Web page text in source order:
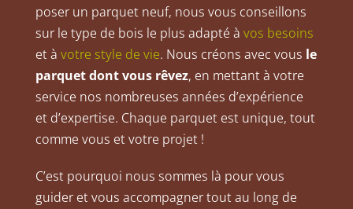
poser un parquet neuf, nous vous conseillons
sur le type de bois le plus adapté à vos besoins
et à votre style de vie. Nous créons avec vous le
parquet dont vous rêvez, en mettant à votre
service nos nombreuses années d’expérience
et d’expertise. Chaque parquet est unique, tout
comme vous et votre projet !
C’est pourquoi nous sommes là pour vous
guider et vous accompagner tout au long de